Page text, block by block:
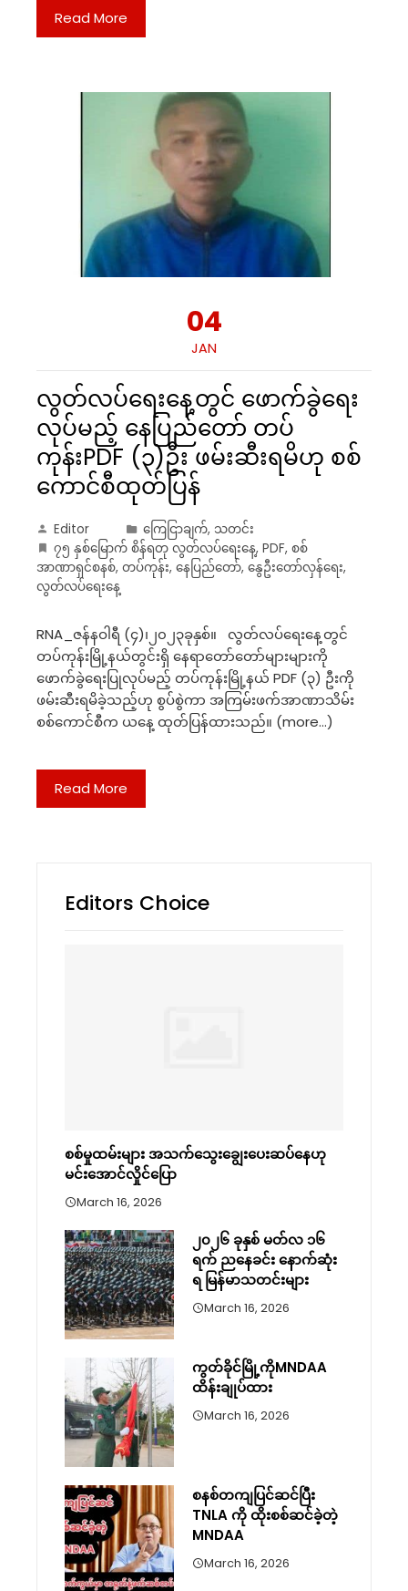
Read More
04
JAN
လွတ်လပ်ရေးနေ့တွင် ဖောက်ခွဲရေး
လုပ်မည့် နေပြည်တော် တပ်
ကုန်းPDF (၃)ဦး ဖမ်းဆီးရမိဟု စစ်
ကောင်စီထုတ်ပြန်
Editor ကြေငြာချက်, သတင်း
၇၅ နှစ်မြောက် စိန်ရတု လွတ်လပ်ရေးနေ့, PDF, စစ်
အာဏာရှင်စနစ်, တပ်ကုန်း, နေပြည်တော်, နွေဦးတော်လှန်ရေး,
လွတ်လပ်ရေးနေ့
RNA_ဇန်နဝါရီ (၄)၊၂၀၂၃ခုနှစ်။ လွတ်လပ်ရေးနေ့တွင်
တပ်ကုန်းမြို့နယ်တွင်းရှိ နေရာတော်တော်များများကို
ဖောက်ခွဲရေးပြုလုပ်မည့် တပ်ကုန်းမြို့နယ် PDF (၃) ဦးကို
ဖမ်းဆီးရမိခဲ့သည့်ဟု စွပ်စွဲကာ အကြမ်းဖက်အာဏာသိမ်း
စစ်ကောင်စီက ယနေ့ ထုတ်ပြန်ထားသည်။ (more…)
Read More
Editors Choice
စစ်မှုထမ်းများ အသက်သွေးချွေးပေးဆပ်နေဟု
မင်းအောင်လှိုင်ပြော
March 16, 2026
၂၀၂၆ ခုနှစ် မတ်လ ၁၆
ရက် ညနေခင်း နောက်ဆုံး
ရ မြန်မာသတင်းများ
March 16, 2026
ကွတ်ခိုင်မြို့ကိုMNDAA
ထိန်းချုပ်ထား
March 16, 2026
စနစ်တကျပြင်ဆင်ပြီး
TNLA ကို ထိုးစစ်ဆင်ခဲ့တဲ့
MNDAA
March 16, 2026